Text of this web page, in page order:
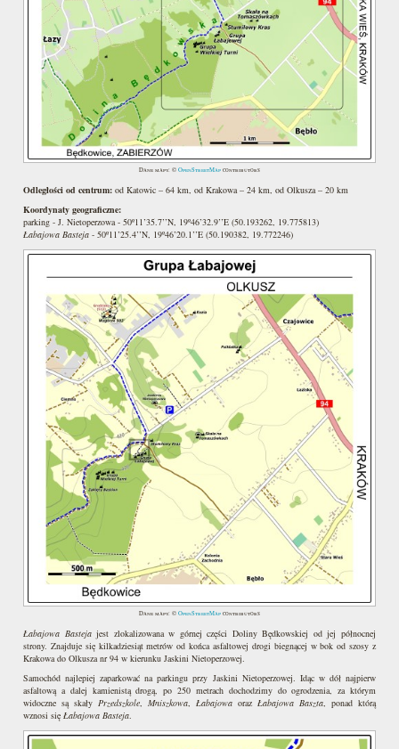
Dane mapy: © OpenStreetMap contributors
Odległości od centrum: od Katowic – 64 km, od Krakowa – 24 km, od Olkusza – 20 km
Koordynaty geograficzne:
parking - J. Nietoperzowa - 50º11’35.7’’N, 19º46’32.9’’E (50.193262, 19.775813)
Łabajowa Basteja - 50º11’25.4’’N, 19º46’20.1’’E (50.190382, 19.772246)
Dane mapy: © OpenStreetMap contributors
Łabajowa Bastejajest zlokalizowana w górnej części Doliny Będkowskiej od jej północnej
strony. Znajduje się kilkadziesiąt metrów od końca asfaltowej drogi biegnącej w bok od szosy z
Krakowa do Olkusza nr 94 w kierunku Jaskini Nietoperzowej.
Samochód najlepiej zaparkować na parkingu przy Jaskini Nietoperzowej. Idąc w dół najpierw
asfaltową a dalej kamienistą drogą, po 250 metrach dochodzimy do ogrodzenia, za którym
widoczne są skały Przedszkole, Mniszkowa, Łabajowa oraz Łabajowa Baszta, ponad którą
wznosi się Łabajowa Basteja.